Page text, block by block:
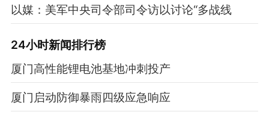
以媒：美军中央司令部司令访以讨论“多战线
24小时新闻排行榜
厦门高性能锂电池基地冲刺投产
厦门启动防御暴雨四级应急响应